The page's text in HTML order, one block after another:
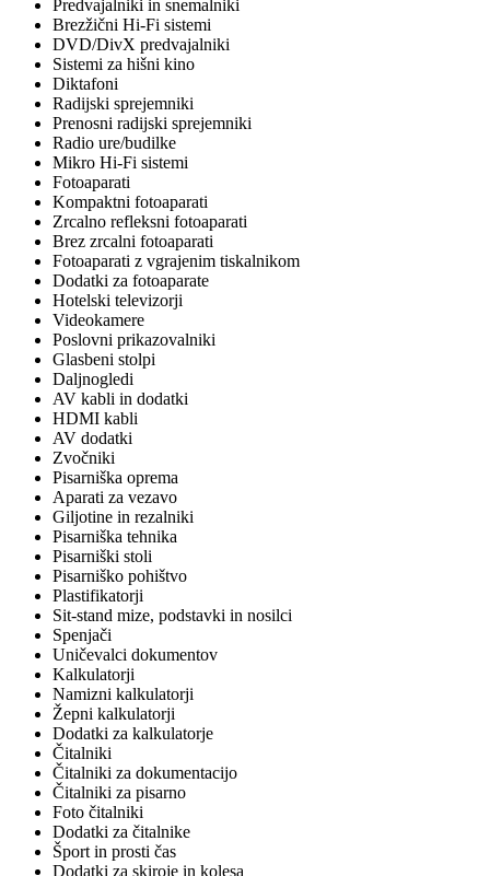
Predvajalniki in snemalniki
Brezžični Hi-Fi sistemi
DVD/DivX predvajalniki
Sistemi za hišni kino
Diktafoni
Radijski sprejemniki
Prenosni radijski sprejemniki
Radio ure/budilke
Mikro Hi-Fi sistemi
Fotoaparati
Kompaktni fotoaparati
Zrcalno refleksni fotoaparati
Brez zrcalni fotoaparati
Fotoaparati z vgrajenim tiskalnikom
Dodatki za fotoaparate
Hotelski televizorji
Videokamere
Poslovni prikazovalniki
Glasbeni stolpi
Daljnogledi
AV kabli in dodatki
HDMI kabli
AV dodatki
Zvočniki
Pisarniška oprema
Aparati za vezavo
Giljotine in rezalniki
Pisarniška tehnika
Pisarniški stoli
Pisarniško pohištvo
Plastifikatorji
Sit-stand mize, podstavki in nosilci
Spenjači
Uničevalci dokumentov
Kalkulatorji
Namizni kalkulatorji
Žepni kalkulatorji
Dodatki za kalkulatorje
Čitalniki
Čitalniki za dokumentacijo
Čitalniki za pisarno
Foto čitalniki
Dodatki za čitalnike
Šport in prosti čas
Dodatki za skiroje in kolesa